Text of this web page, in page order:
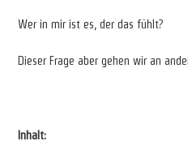
Wer in mir ist es, der das fühlt?
Dieser Frage aber gehen wir an
Inhalt: